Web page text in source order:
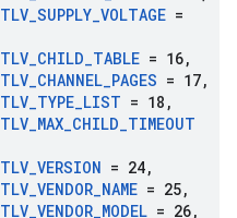
TLV_SUPPLY_VOLTAGE =
TLV_CHILD_TABLE = 16,
TLV_CHANNEL_PAGES = 17,
TLV_TYPE_LIST = 18 ,
TLV_MAX_CHILD_TIMEOUT
TLV_VERSION = 24,
TLV_VENDOR_NAME = 25,
TLV_VENDOR_MODEL = 26,